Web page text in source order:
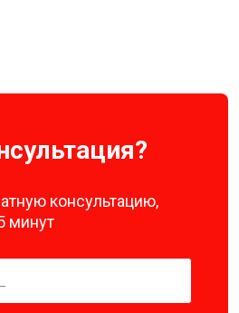
консультацию,
минут